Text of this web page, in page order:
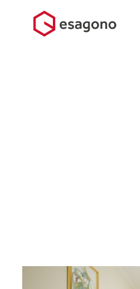
contenuto